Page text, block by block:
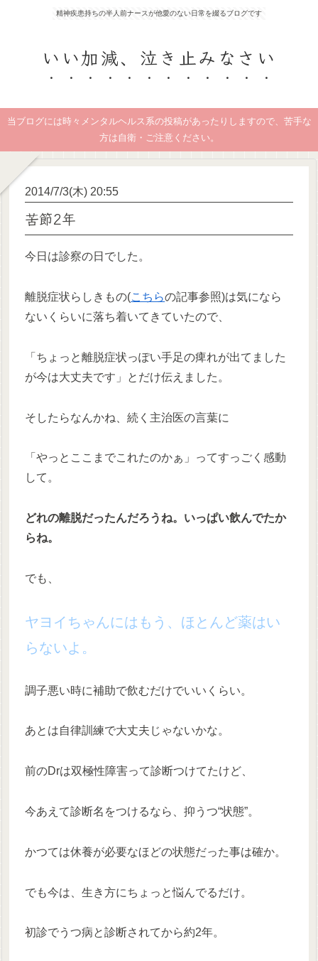
精神疾患持ちの半人前ナースが他愛のない日常を綴るブログです
いい加減、泣き止みなさい
当ブログには時々メンタルヘルス系の投稿があったりしますので、苦手な
方は自衛・ご注意ください。
2014/7/3(木) 20:55
苦節2年
今日は診察の日でした。
離脱症状らしきもの(こちらの記事参照)は気になら
ないくらいに落ち着いてきていたので、
「ちょっと離脱症状っぽい手足の痺れが出てました
が今は大丈夫です」とだけ伝えました。
そしたらなんかね、続く主治医の言葉に
「やっとここまでこれたのかぁ」ってすっごく感動
して。
どれの離脱だったんだろうね。いっぱい飲んでたか
らね。
でも、
ヤヨイちゃんにはもう、ほとんど薬はい
らないよ。
調子悪い時に補助で飲むだけでいいくらい。
あとは自律訓練で大丈夫じゃないかな。
前のDrは双極性障害って診断つけてたけど、
今あえて診断名をつけるなら、抑うつ“状態”。
かつては休養が必要なほどの状態だった事は確か。
でも今は、生き方にちょっと悩んでるだけ。
初診でうつ病と診断されてから約2年。